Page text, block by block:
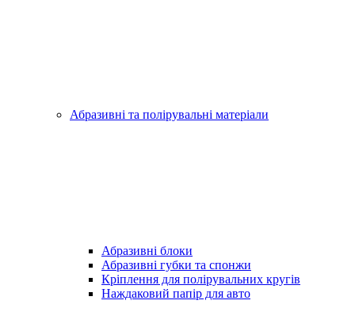
Абразивні та полірувальні матеріали
Абразивні блоки
Абразивні губки та спонжи
Кріплення для полірувальних кругів
Наждаковий папір для авто